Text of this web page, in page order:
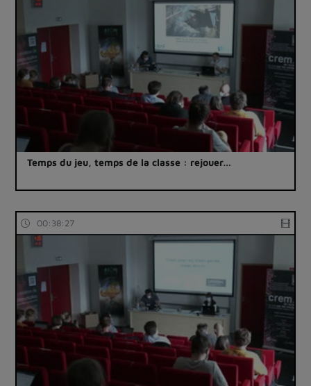
Temps du jeu, temps de la classe : rejouer…
00:38:27